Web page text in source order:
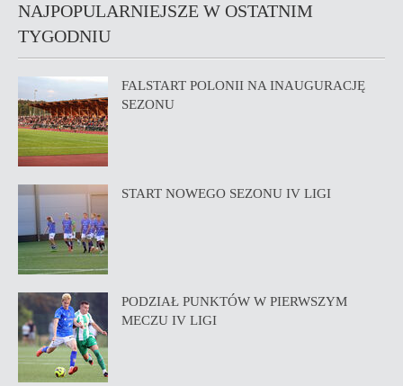
NAJPOPULARNIEJSZE W OSTATNIM
TYGODNIU
FALSTART POLONII NA INAUGURACJĘ
SEZONU
START NOWEGO SEZONU IV LIGI
PODZIAŁ PUNKTÓW W PIERWSZYM
MECZU IV LIGI